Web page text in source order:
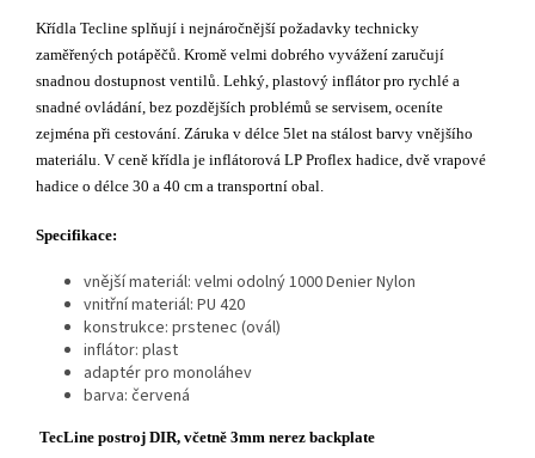
Křídla Tecline splňují i nejnáročnější požadavky technicky
zaměřených potápěčů. Kromě velmi dobrého vyvážení zaručují
snadnou dostupnost ventilů. Lehký, plastový inflátor pro rychlé a
snadné ovládání, bez pozdějších problémů se servisem, oceníte
zejména při cestování. Záruka v délce 5let na stálost barvy vnějšího
materiálu. V ceně křídla je inflátorová LP Proflex hadice, dvě vrapové
hadice o délce 30 a 40 cm a transportní obal.
Specifikace:
vnější materiál: velmi odolný 1000 Denier Nylon
vnitřní materiál: PU 420
konstrukce: prstenec (ovál)
inflátor: plast
adaptér pro monoláhev
barva: červená
TecLine postroj DIR, včetně 3mm nerez backplate